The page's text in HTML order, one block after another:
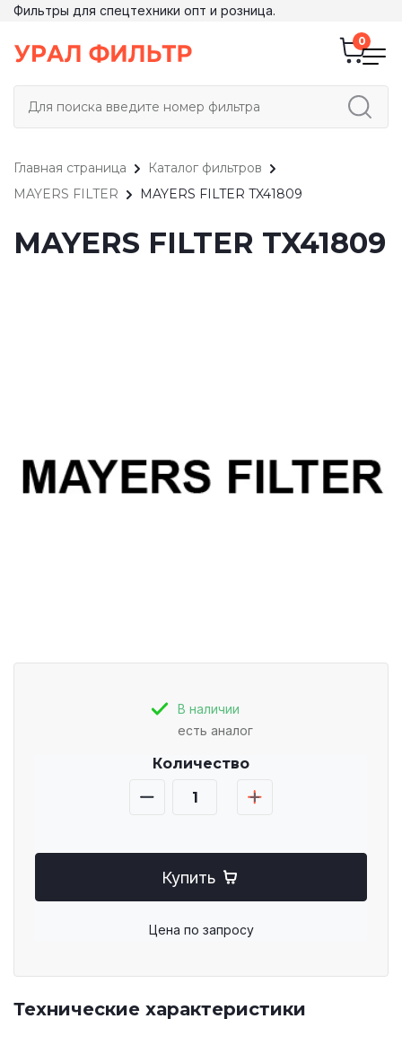
Фильтры для спецтехники опт и розница.
Главная страница
Каталог фильтров
MAYERS FILTER
MAYERS FILTER TX41809
MAYERS FILTER TX41809
В наличии
есть аналог
Количество
Купить
Цена по запросу
Технические характеристики